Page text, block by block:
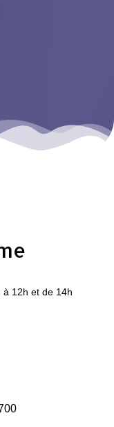
12h et de 14h